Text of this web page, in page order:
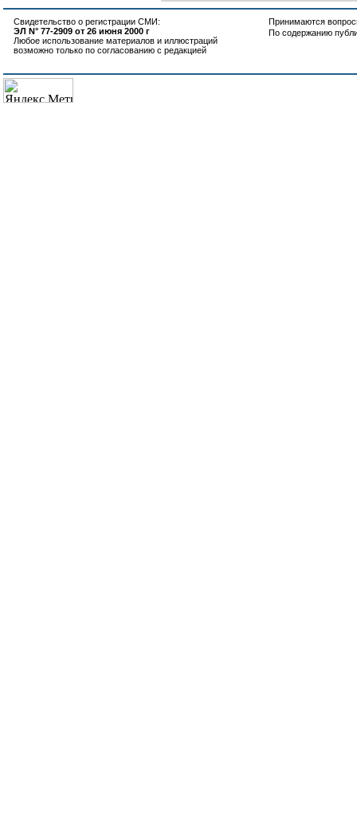
Свидетельство о регистрации СМИ:
ЭЛ N° 77-2909 от 26 июня 2000 г
Любое использование материалов и иллюстраций
возможно только по согласованию с редакцией
Принимаются
По содержанию